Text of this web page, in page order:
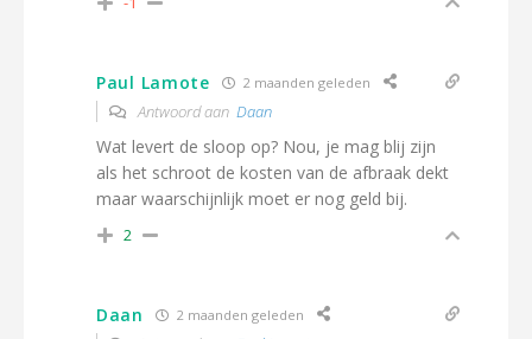
Paul Lamote 2 maanden geleden
Antwoord aan Daan
Wat levert de sloop op? Nou, je mag blij zijn
als het schroot de kosten van de afbraak dekt
maar waarschijnlijk moet er nog geld bij.
2
Daan 2 maanden geleden